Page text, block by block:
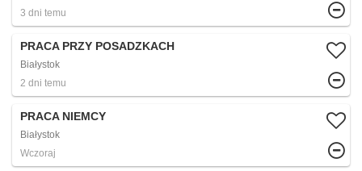
3 dni temu
PRACA PRZY POSADZKACH
Białystok
2 dni temu
PRACA NIEMCY
Białystok
Wczoraj